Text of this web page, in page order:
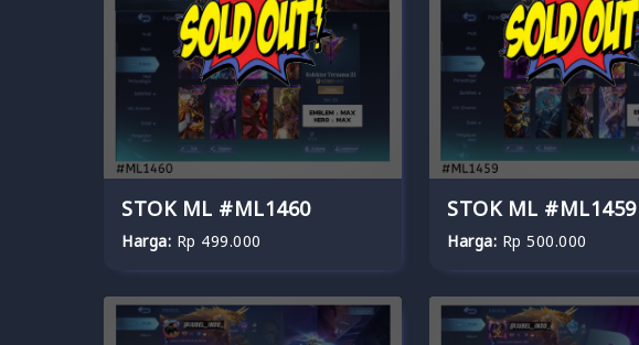
STOK ML #ML1460
Harga: Rp 499.000
STOK ML #ML1459
Harga: Rp 500.000